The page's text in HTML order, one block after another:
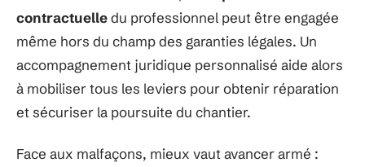
contractuelledu professionnel peut être engagée
même hors du champ des garanties légales. Un
accompagnement juridique personnalisé aide alors
à mobiliser tous les leviers pour obtenir réparation
et sécuriser la poursuite du chantier.
Face aux malfaçons, mieux vaut avancer armé :